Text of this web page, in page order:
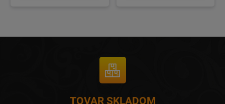
TOVAR SKLADOM